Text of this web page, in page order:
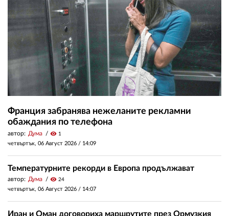
Франция забранява нежеланите рекламни
обаждания по телефона
автор: Дума visibility 1
четвъртък, 06 Август 2026 / 14:09
Температурните рекорди в Европа продължават
автор: Дума visibility 24
четвъртък, 06 Август 2026 / 14:07
Иран и Оман договориха маршрутите през Ормузкия